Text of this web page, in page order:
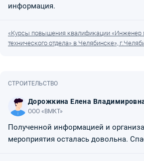
информация.
«Курсы повышения квалификации «Инженер
технического отдела» в Челябинске»,
СТРОИТЕЛЬСТВО
Дорожкина Елена
ООО «ВМКТ»
Полученной информацией и
мероприятия осталась довольна.